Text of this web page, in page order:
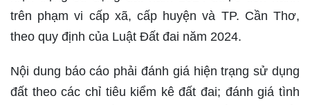
trên phạm vi cấp xã, cấp huyện và TP. Cần Thơ,
theo quy định của Luật Đất đai năm 2024.
Nội dung báo cáo phải đánh giá hiện trạng sử dụng
đất theo các chỉ tiêu kiểm kê đất đai; đánh giá tình